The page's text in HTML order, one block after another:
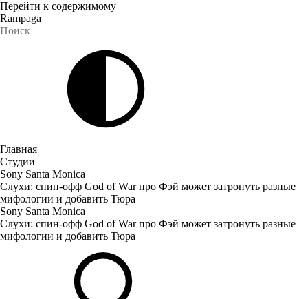
Перейти к содержимому
Rampaga
Главная
Студии
Sony Santa Monica
Слухи: спин-офф God of War про Фэй может затронуть разные
мифологии и добавить Тюра
Sony Santa Monica
Слухи: спин-офф God of War про Фэй может затронуть разные
мифологии и добавить Тюра